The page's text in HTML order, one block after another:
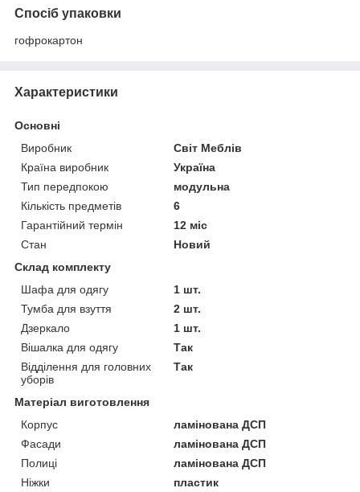
Спосіб упаковки
гофрокартон
Характеристики
Основні
Виробник
Світ Меблів
Країна виробник
Україна
Тип передпокою
модульна
Кількість предметів
6
Гарантійний термін
12 міс
Стан
Новий
Склад комплекту
Шафа для одягу
1 шт.
Тумба для взуття
2 шт.
Дзеркало
1 шт.
Вішалка для одягу
Так
Відділення для головних
уборів
Так
Матеріал виготовлення
Корпус
ламінована ДСП
Фасади
ламінована ДСП
Полиці
ламінована ДСП
Ніжки
пластик